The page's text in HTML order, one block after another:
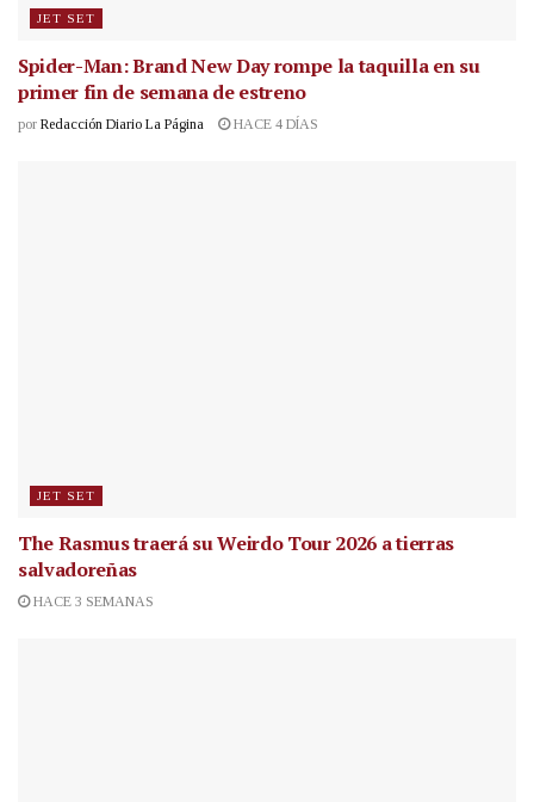
JET SET
Spider-Man: Brand New Day rompe la taquilla en su
primer fin de semana de estreno
por Redacción Diario La Página HACE 4 DÍAS
JET SET
The Rasmus traerá su Weirdo Tour 2026 a tierras
salvadoreñas
HACE 3 SEMANAS